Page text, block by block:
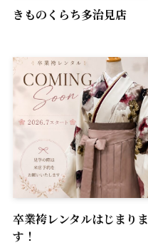
きものくらち多治見店
卒業袴レンタルはじまりま
す！